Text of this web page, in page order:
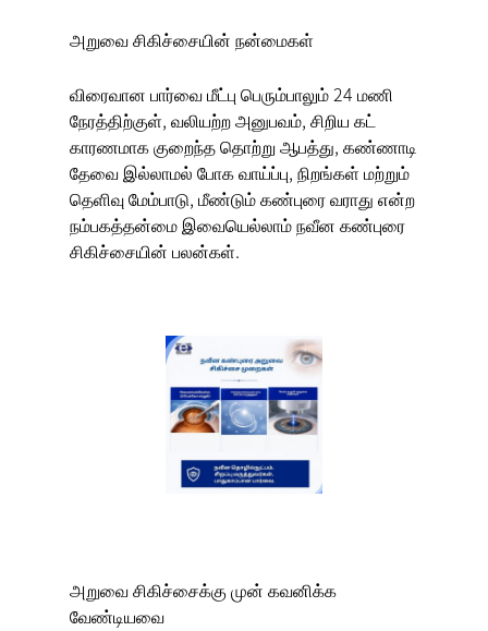
அறுவை சிகிச்சையின் நன்மைகள்
விரைவான பார்வை மீட்பு பெரும்பாலும் 24 மணி
நேரத்திற்குள், வலியற்ற அனுபவம், சிறிய கட்
காரணமாக குறைந்த தொற்று ஆபத்து, கண்ணாடி
தேவை இல்லாமல் போக வாய்ப்பு, நிறங்கள் மற்றும்
தெளிவு மேம்பாடு, மீண்டும் கண்புரை வராது என்ற
நம்பகத்தன்மை இவையெல்லாம் நவீன கண்புரை
சிகிச்சையின் பலன்கள்.
அறுவை சிகிச்சைக்கு முன் கவனிக்க
வேண்டியவை